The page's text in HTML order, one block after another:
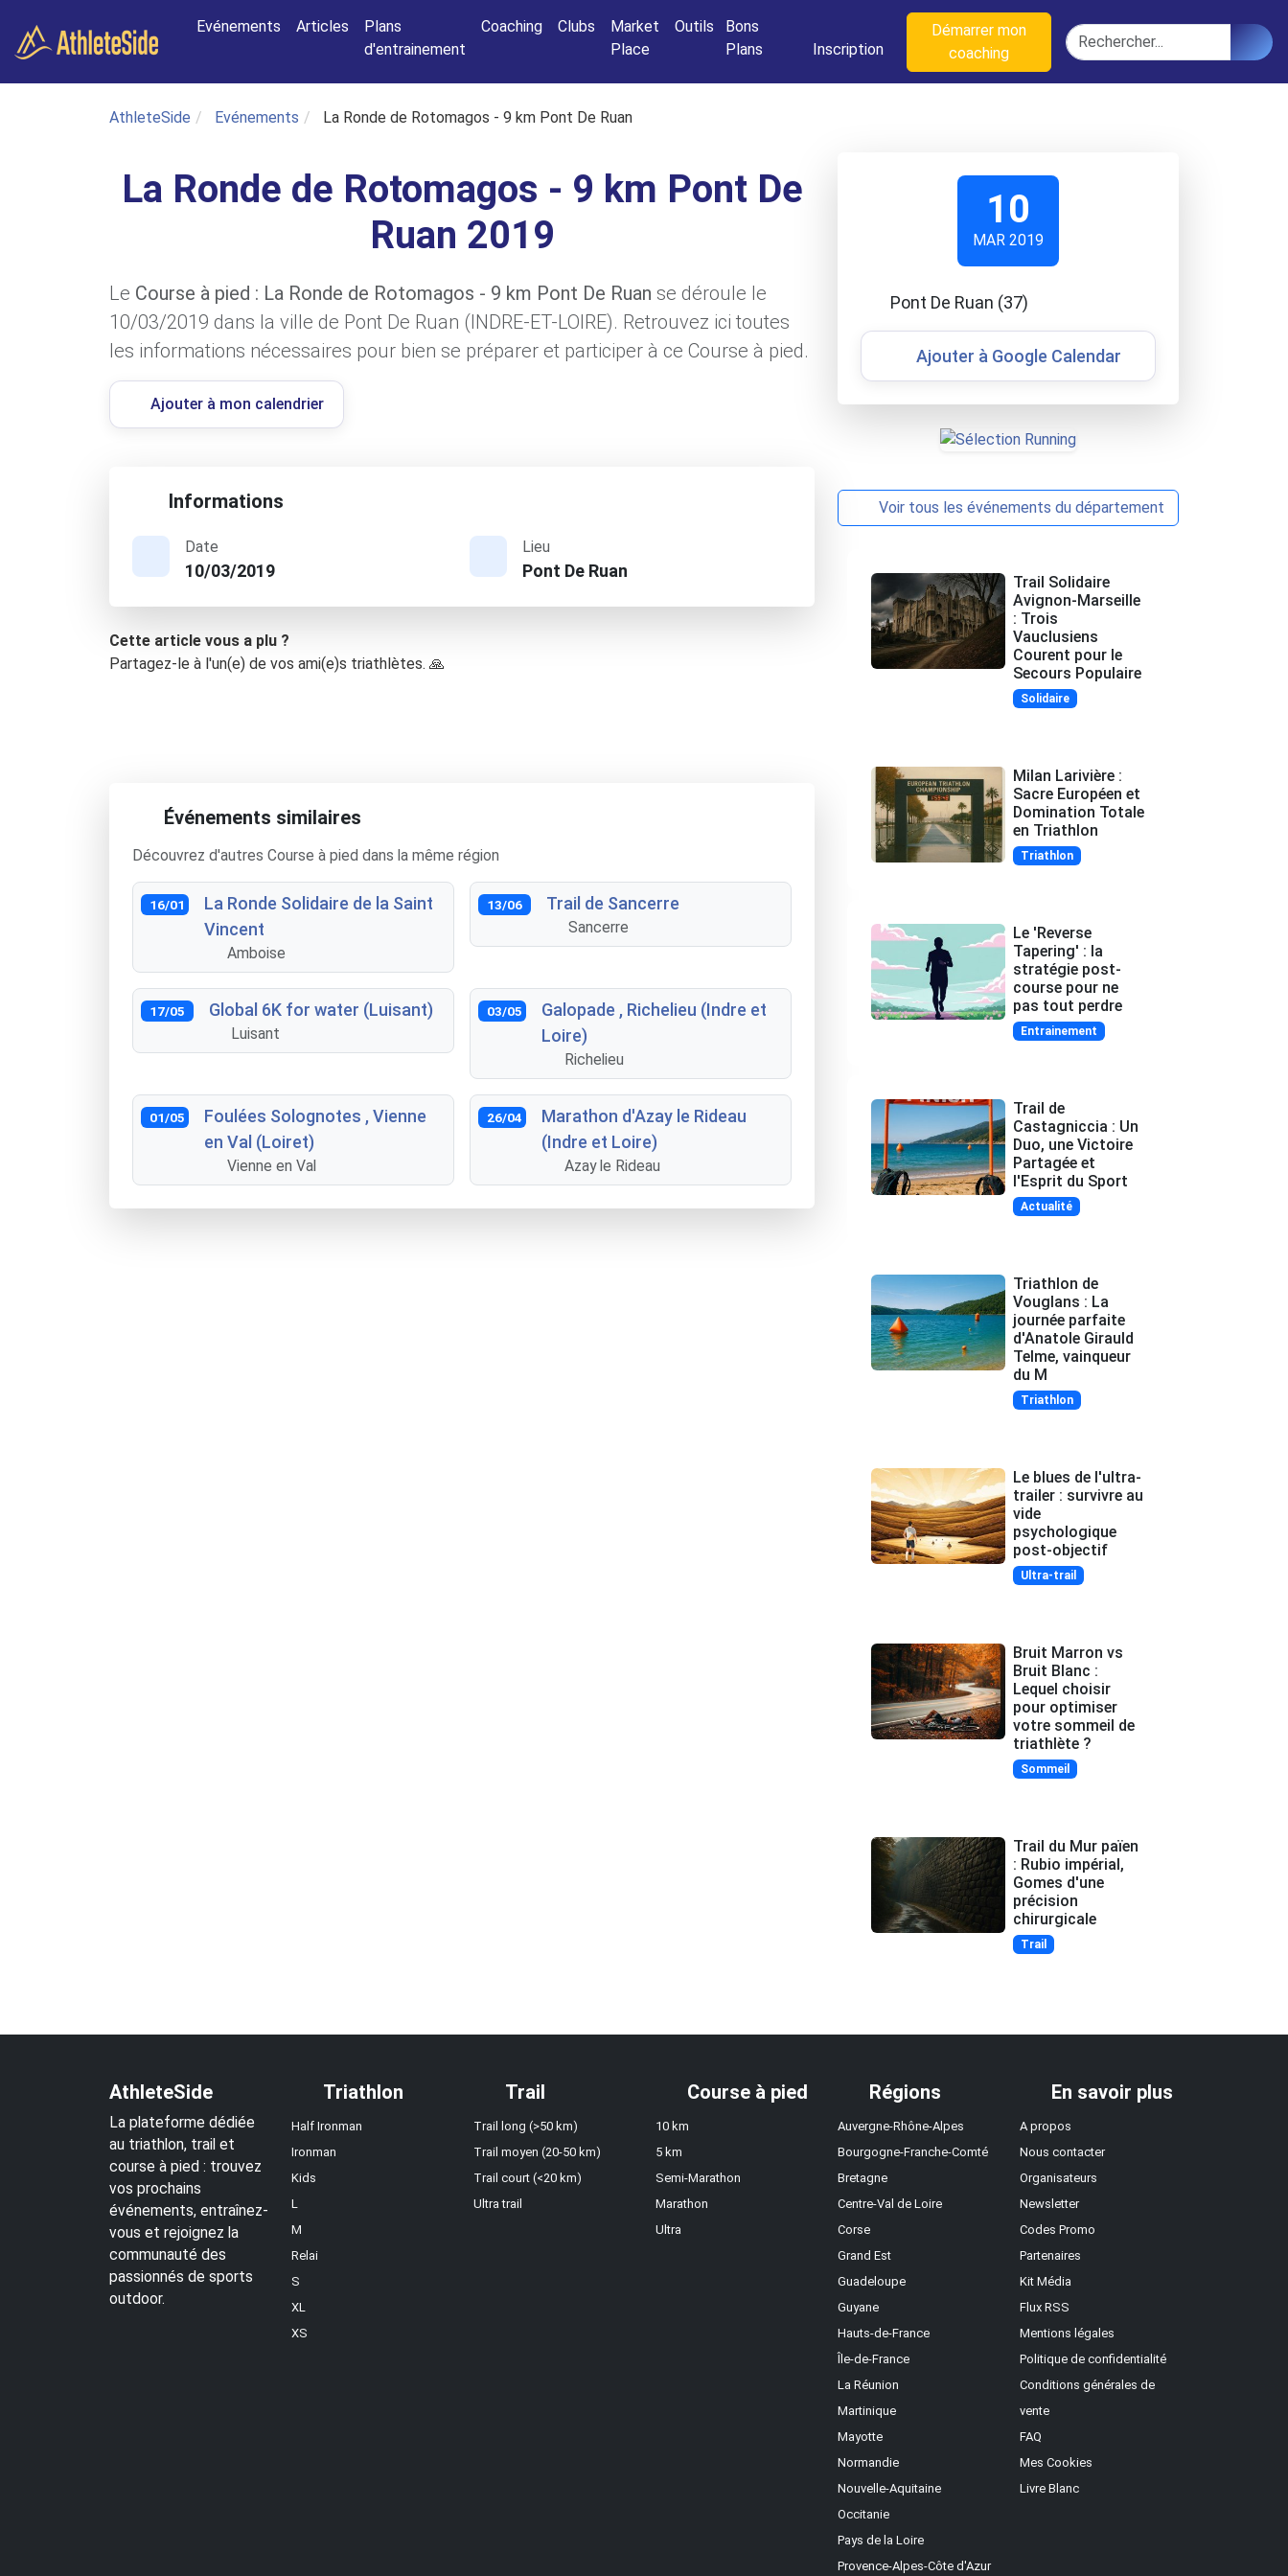
Evénements
Articles
Plans
d'entrainement
Coaching Clubs
Market
Place
Outils
Bons
Plans
Inscription
Démarrer mon
coaching
Rechercher
AthleteSide Evénements La Ronde de Rotomagos - 9 km Pont De Ruan
La Ronde de Rotomagos - 9 km Pont De
Ruan 2019
Le Course à pied : La Ronde de Rotomagos - 9 km Pont De Ruan se déroule le
10/03/2019 dans la ville de Pont De Ruan (INDRE-ET-LOIRE). Retrouvez ici toutes
les informations nécessaires pour bien se préparer et participer à ce Course à pied.
Ajouter à mon calendrier
Informations
Date
10/03/2019
Lieu
Pont De Ruan
Cette article vous a plu ?
Partagez-le à l'un(e) de vos ami(e)s triathlètes. 🙏
Événements similaires
Découvrez d'autres Course à pied dans la même région
16/01
La Ronde Solidaire de la Saint
Vincent
Amboise
13/06 Trail de Sancerre
Sancerre
17/05 Global 6K for water (Luisant)
Luisant
03/05
Galopade , Richelieu (Indre et
Loire)
Richelieu
01/05
Foulées Solognotes , Vienne
en Val (Loiret)
Vienne en Val
26/04
Marathon d'Azay le Rideau
(Indre et Loire)
Azay le Rideau
10
MAR 2019
Pont De Ruan (37)
Ajouter à Google Calendar
Voir tous les événements du département
Trail Solidaire
Avignon-Marseille
: Trois
Vauclusiens
Courent pour le
Secours Populaire
Solidaire
Milan Larivière :
Sacre Européen et
Domination Totale
en Triathlon
Triathlon
Le 'Reverse
Tapering' : la
stratégie post-
course pour ne
pas tout perdre
Entrainement
Trail de
Castagniccia : Un
Duo, une Victoire
Partagée et
l'Esprit du Sport
Actualité
Triathlon de
Vouglans : La
journée parfaite
d'Anatole Girauld
Telme, vainqueur
du M
Triathlon
Le blues de l'ultra-
trailer : survivre au
vide
psychologique
post-objectif
Ultra-trail
Bruit Marron vs
Bruit Blanc :
Lequel choisir
pour optimiser
votre sommeil de
triathlète ?
Sommeil
Trail du Mur païen
: Rubio impérial,
Gomes d'une
précision
chirurgicale
Trail
AthleteSide
La plateforme dédiée
au triathlon, trail et
course à pied : trouvez
vos prochains
événements, entraînez-
vous et rejoignez la
communauté des
passionnés de sports
outdoor.
Triathlon
Half Ironman
Ironman
Kids
L
M
Relai
S
XL
XS
Trail
Trail long (>50 km)
Trail moyen (20-50 km)
Trail court (<20 km)
Ultra trail
Course à pied
10 km
5 km
Semi-Marathon
Marathon
Ultra
Régions
Auvergne-Rhône-Alpes
Bourgogne-Franche-Comté
Bretagne
Centre-Val de Loire
Corse
Grand Est
Guadeloupe
Guyane
Hauts-de-France
Île-de-France
La Réunion
Martinique
Mayotte
Normandie
Nouvelle-Aquitaine
Occitanie
Pays de la Loire
Provence-Alpes-Côte d'Azur
En savoir plus
A propos
Nous contacter
Organisateurs
Newsletter
Codes Promo
Partenaires
Kit Média
Flux RSS
Mentions légales
Politique de confidentialité
Conditions générales de
vente
FAQ
Mes Cookies
Livre Blanc